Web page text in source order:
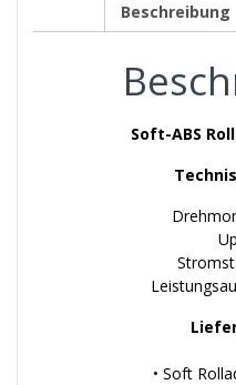
Beschreibung
Soft-ABS
• Soft